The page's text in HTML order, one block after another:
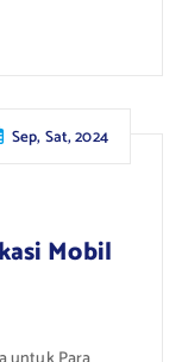
Sep, Sat, 2024
Mobil